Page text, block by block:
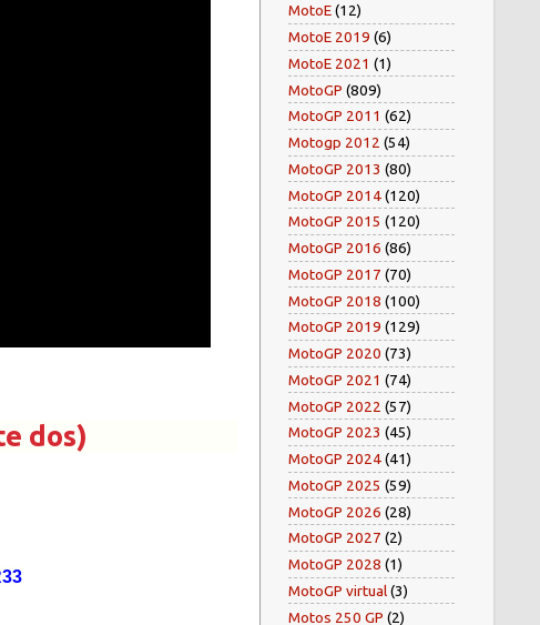
dos)
MotoE(12)
MotoE 2019 (6)
MotoE 2021 (1)
MotoGP (809)
MotoGP 2011 (62)
Motogp 2012 (54)
MotoGP 2013 (80)
MotoGP 2014(120)
MotoGP 2015 (120)
MotoGP 2016 (86)
MotoGP 2017 (70)
MotoGP 2018 (100)
MotoGP 2019 (129)
MotoGP 2020 (73)
MotoGP 2021 (74)
MotoGP 2022 (57)
MotoGP 2023 (45)
MotoGP 2024(41)
MotoGP 2025 (59)
MotoGP 2026 (28)
MotoGP 2027 (2)
MotoGP 2028 (1)
MotoGP virtual(3)
Motos 250 GP (2)